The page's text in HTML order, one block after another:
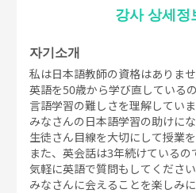
デイリートピ
강사 상세정
자기소개
私は日本語教師の資格はありませ
英語を50歳から学び直しているの
言語学習の難しさを理解していま
みなさんの日本語学習の助けに
生徒さん目線を大切にして授業を
また、英会話は3年続けているの
気軽に英語で質問もしてください
みなさんに会えることを楽しみに